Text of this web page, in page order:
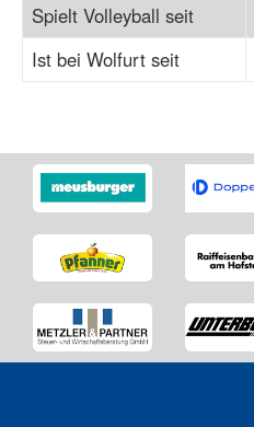
Spielt Volleyball seit
Ist bei Wolfurt seit